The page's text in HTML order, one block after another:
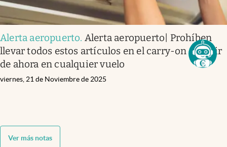
Alerta aeropuerto. Alerta aeropuerto| Prohíben
llevar todos estos artículos en el carry-on a partir
de ahora en cualquier vuelo
viernes, 21 de Noviembre de 2025
Ver más notas